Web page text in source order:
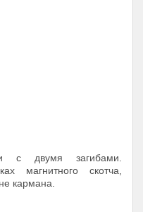
с двумя загибами.
магнитного скотча,
кармана.